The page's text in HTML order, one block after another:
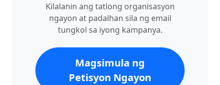
Kilalanin ang tatlong organisasyon
ngayon at padalhan sila ng email
tungkol sa iyong kampanya.
Magsimula ng
Petisyon Ngayon